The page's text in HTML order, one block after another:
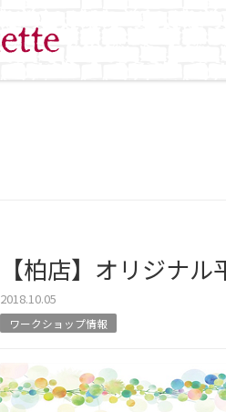
【柏店】オリジナル
2018.10.05
ワークショップ情報